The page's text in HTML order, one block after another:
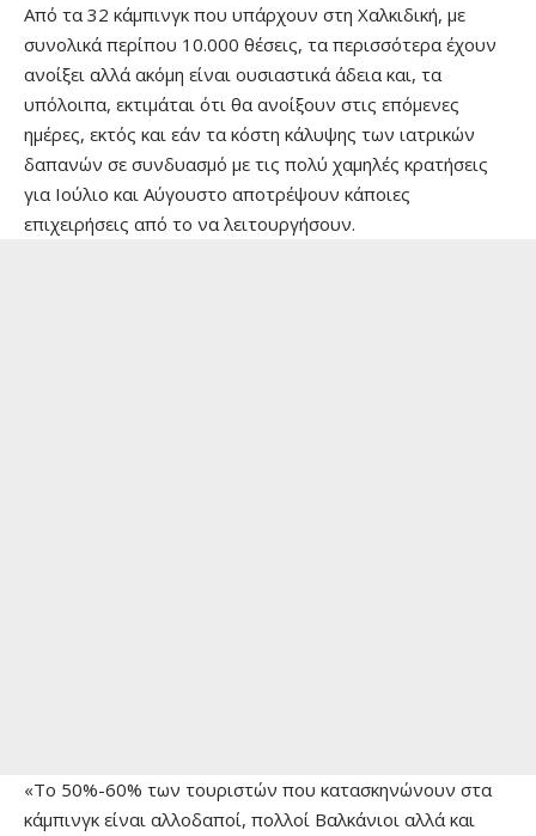
Από τα 32 κάμπινγκ που υπάρχουν στη Χαλκιδική, με
συνολικά περίπου 10.000 θέσεις, τα περισσότερα έχουν
ανοίξει αλλά ακόμη είναι ουσιαστικά άδεια και, τα
υπόλοιπα, εκτιμάται ότι θα ανοίξουν στις επόμενες
ημέρες, εκτός και εάν τα κόστη κάλυψης των ιατρικών
δαπανών σε συνδυασμό με τις πολύ χαμηλές κρατήσεις
για Ιούλιο και Αύγουστο αποτρέψουν κάποιες
επιχειρήσεις από το να λειτουργήσουν.
«Το 50%-60% των τουριστών που κατασκηνώνουν στα
κάμπινγκ είναι αλλοδαποί, πολλοί Βαλκάνιοι αλλά και